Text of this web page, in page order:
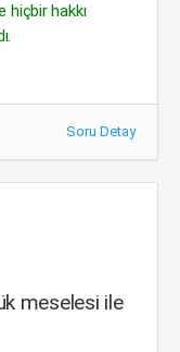
hiçbir hakkı
Soru Detay
meselesi ile